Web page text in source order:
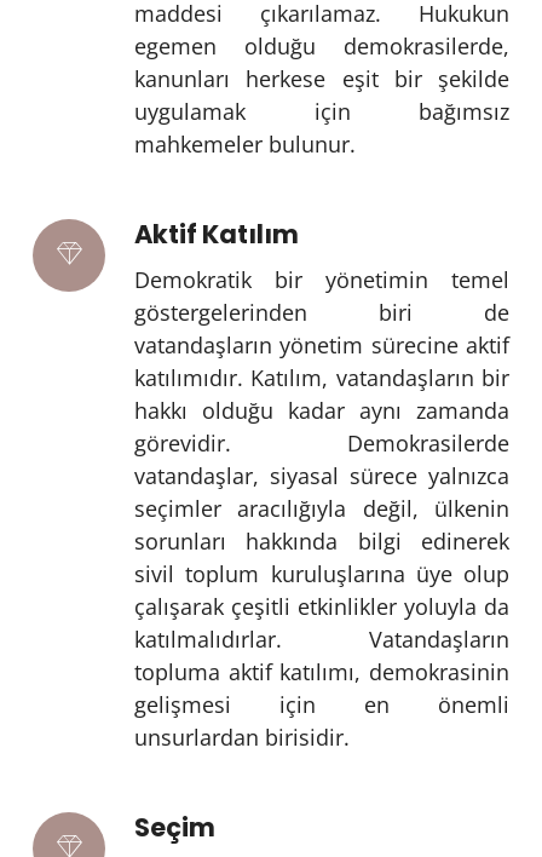
maddesi çıkarılamaz. Hukukun
egemen olduğu demokrasilerde,
kanunları herkese eşit bir şekilde
uygulamak için bağımsız
mahkemeler bulunur.
Aktif Katılım
Demokratik bir yönetimin temel
göstergelerinden biri de
vatandaşların yönetim sürecine aktif
katılımıdır. Katılım, vatandaşların bir
hakkı olduğu kadar aynı zamanda
görevidir. Demokrasilerde
vatandaşlar, siyasal sürece yalnızca
seçimler aracılığıyla değil, ülkenin
sorunları hakkında bilgi edinerek
sivil toplum kuruluşlarına üye olup
çalışarak çeşitli etkinlikler yoluyla da
katılmalıdırlar. Vatandaşların
topluma aktif katılımı, demokrasinin
gelişmesi için en önemli
unsurlardan birisidir.
Seçim